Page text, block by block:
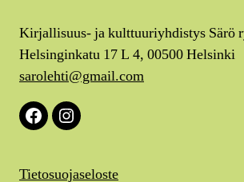
Kirjallisuus- ja kulttuuriyhdistys Särö
Helsinginkatu 17 L 4, 00500 Helsinki
sarolehti@gmail.com
FacebookInstagram
Tietosuojaseloste